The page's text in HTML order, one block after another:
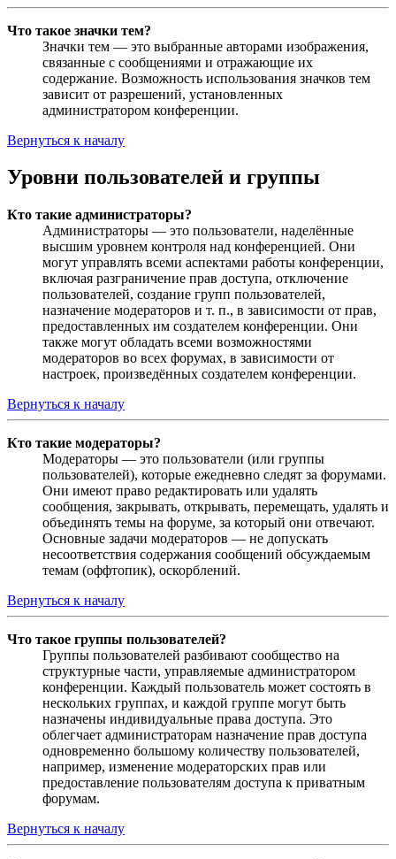
Что такое значки тем?
Значки тем — это выбранные авторами изображения,
связанные с сообщениями и отражающие их
содержание. Возможность использования значков тем
зависит от разрешений, установленных
администратором конференции.
Вернуться к началу
Уровни пользователей и группы
Кто такие администраторы?
Администраторы — это пользователи, наделённые
высшим уровнем контроля над конференцией. Они
могут управлять всеми аспектами работы конференции,
включая разграничение прав доступа, отключение
пользователей, создание групп пользователей,
назначение модераторов и т. п., в зависимости от прав,
предоставленных им создателем конференции. Они
также могут обладать всеми возможностями
модераторов во всех форумах, в зависимости от
настроек, произведённых создателем конференции.
Вернуться к началу
Кто такие модераторы?
Модераторы — это пользователи (или группы
пользователей), которые ежедневно следят за форумами.
Они имеют право редактировать или удалять
сообщения, закрывать, открывать, перемещать, удалять и
объединять темы на форуме, за который они отвечают.
Основные задачи модераторов — не допускать
несоответствия содержания сообщений обсуждаемым
темам (оффтопик), оскорблений.
Вернуться к началу
Что такое группы пользователей?
Группы пользователей разбивают сообщество на
структурные части, управляемые администратором
конференции. Каждый пользователь может состоять в
нескольких группах, и каждой группе могут быть
назначены индивидуальные права доступа. Это
облегчает администраторам назначение прав доступа
одновременно большому количеству пользователей,
например, изменение модераторских прав или
предоставление пользователям доступа к приватным
форумам.
Вернуться к началу